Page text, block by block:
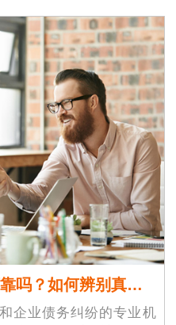
汕尾揭秘收债公司都可靠吗？如何辨别真假！
企业债务纠纷的专业机